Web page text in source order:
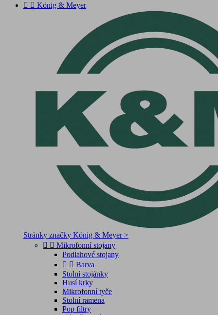
  König & Meyer
Stránky značky König & Meyer >
  Mikrofonní stojany
Podlahové stojany
  Barva
Stolní stojánky
Husí krky
Mikrofonní tyče
Stolní ramena
Pop filtry